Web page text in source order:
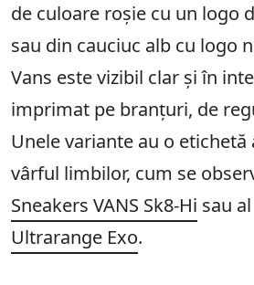
de culoare roșie cu un logo
sau din cauciuc alb cu logo
Vans este vizibil clar și în
imprimat pe branțuri, de
Unele variante au o etichetă
vârful limbilor, cum se
Sneakers VANS Sk8-Hi sau al
Ultrarange Exo.